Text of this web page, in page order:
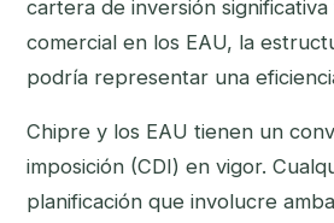
cartera de inversión
comercial en los EAU, la
podría representar una
Chipre y los EAU tienen un
imposición (CDI) en vigor.
planificación que involucre